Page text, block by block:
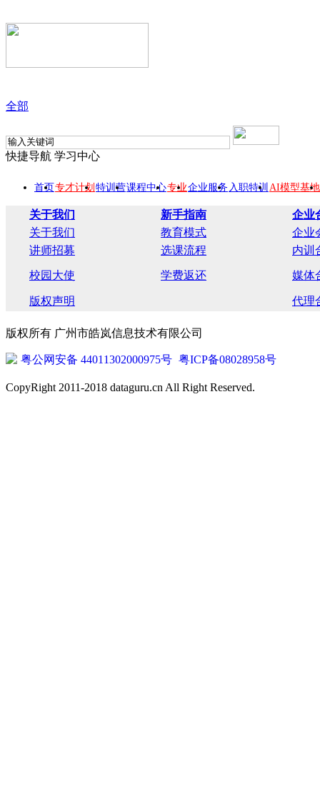
全部
快捷导航 学习中心
首页专才计划 特训营课程中心专业企业服务 入职特训 AI模型基地
关于我们 新手指南
企业
关于我们
教育模式
企业
讲师招募
选课流程 内训
校园大使 学费返还 媒体
版权声明 代理
版权所有 广州市皓岚信息技术有限公司
粤公网安备 44011302000975号 粤ICP备08028958号
CopyRight 2011-2018 dataguru.cn All Right Reserved.